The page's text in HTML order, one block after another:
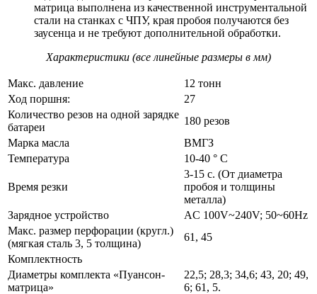
матрица выполнена из качественной инструментальной
стали на станках с ЧПУ, края пробоя получаются без
заусенца и не требуют дополнительной обработки.
Характеристики (все линейные размеры в мм)
Макс. давление
12 тонн
Ход поршня:
27
Количество резов на одной зарядке
батареи
180 резов
Марка масла
ВМГЗ
Температура
10-40 ° С
Время резки
3-15 с. (От диаметра
пробоя и толщины
металла)
Зарядное устройство
AC 100V~240V; 50~60Hz
Макс. размер перфорации (кругл.)
(мягкая сталь 3, 5 толщина)
61, 45
Комплектность
Диаметры комплекта «Пуансон-
матрица»
22,5; 28,3; 34,6; 43, 20; 49,
6; 61, 5.